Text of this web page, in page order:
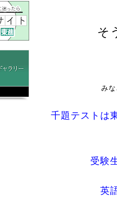
そ
み
千題テストは
受験
英